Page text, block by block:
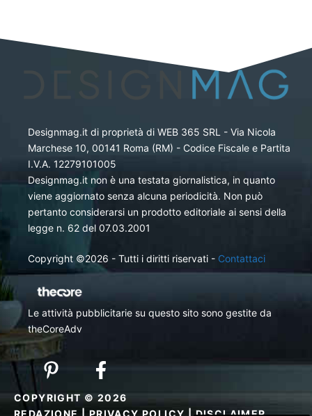
Designmag.it di proprietà di WEB 365 SRL - Via Nicola
Marchese 10, 00141 Roma (RM) - Codice Fiscale e Partita
I.V.A. 12279101005
Designmag.it non è una testata giornalistica, in quanto
viene aggiornato senza alcuna periodicità. Non può
pertanto considerarsi un prodotto editoriale ai sensi della
legge n. 62 del 07.03.2001
Copyright ©2026 - Tutti i diritti riservati - Contattaci
Le attività pubblicitarie su questo sito sono gestite da
theCoreAdv
COPYRIGHT © 2026